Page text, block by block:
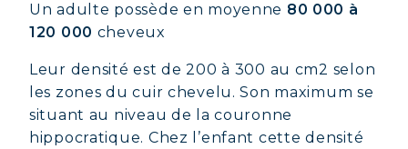
Un adulte possède en moyenne 80 000 à
120 000 cheveux
Leur densité est de 200 à 300 au cm2 selon
les zones du cuir chevelu. Son maximum se
situant au niveau de la couronne
hippocratique. Chez l’enfant cette densité